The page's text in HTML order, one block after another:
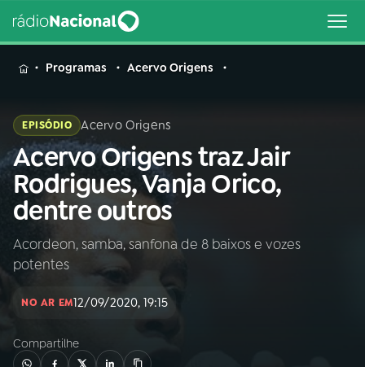
MENU
Buscar
na
Rádio
Nacional
Buscar
AO VIVO
INÍCIO
02A RÁDIO
Programas Acervo Origens
EPISÓDIO Acervo Origens
Acervo Origens traz Jair
Rodrigues, Vanja Orico,
dentre outros
Acordeon, samba, sanfona de 8 baixos e vozes
potentes
NO AR EM12/09/2020, 19:15
Compartilhe